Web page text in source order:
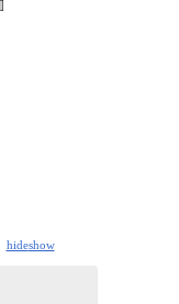
hideshow